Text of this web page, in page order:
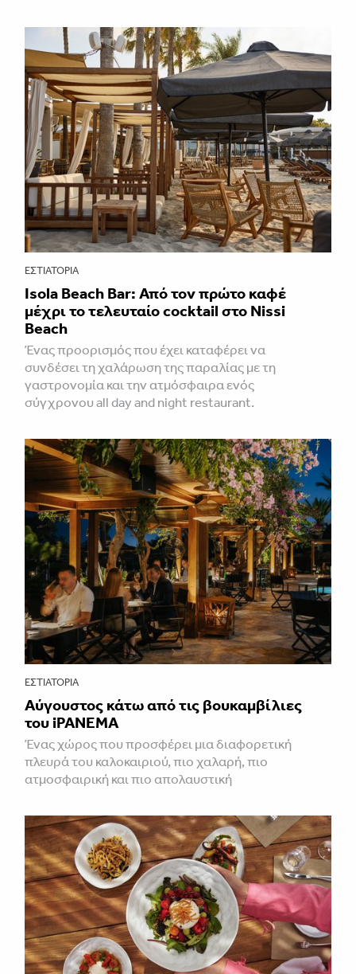
ΕΣΤΙΑΤΌΡΙΑ
Isola Beach Bar: Από τον πρώτο καφέ
μέχρι το τελευταίο cocktail στο Nissi
Beach
Ένας προορισμός που έχει καταφέρει να
συνδέσει τη χαλάρωση της παραλίας με τη
γαστρονομία και την ατμόσφαιρα ενός
σύγχρονου all day and night restaurant.
ΕΣΤΙΑΤΌΡΙΑ
Αύγουστος κάτω από τις βουκαμβίλιες
του iPANEMA
Ένας χώρος που προσφέρει μια διαφορετική
πλευρά του καλοκαιριού, πιο χαλαρή, πιο
ατμοσφαιρική και πιο απολαυστική